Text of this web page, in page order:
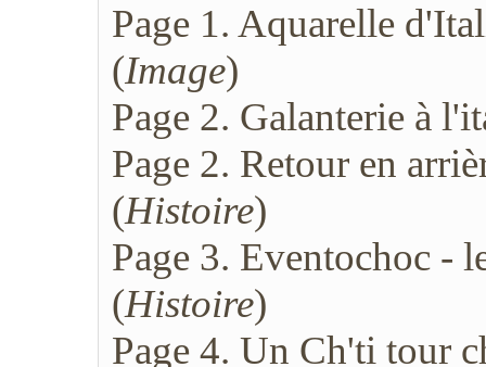
Page 1. Aquarelle
(Image)
Page 2. Galanterie à
Page 2. Retour en
(Histoire)
Page 3. Eventochoc -
(Histoire)
Page 4. Un Ch'ti tour